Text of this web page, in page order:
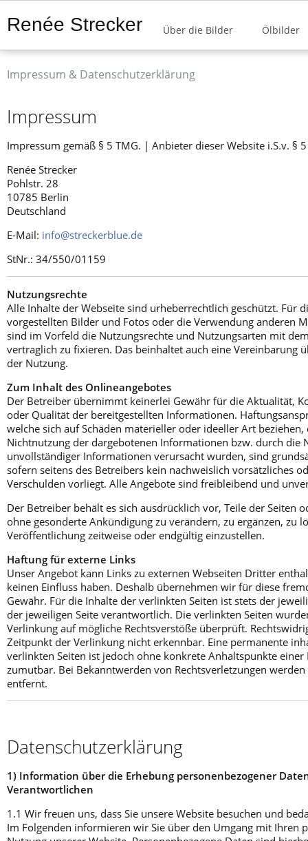
Renée Strecker Über die Bilder Ölbilder
Impressum & Datenschutzerklärung
Impressum
Impressum gemäß § 5 TMG. | Anbieter dieser Website i.S.v. §
Renée Strecker
Pohlstr. 28
10785 Berlin
Deutschland
E-Mail: info@streckerblue.de
StNr.: 34/550/01159
Nutzungsrechte
Alle Inhalte der Webseite sind urheberrechtlich geschützt. Für
vorgestellten Bilder und Fotos oder die Verwendung anderen
sind im Vorfeld die Nutzungsrechte und Nutzungsarten mit
vertraglich zu fixieren. Das beinhaltet auch eine Vereinbarung
der Nutzung.
Zum Inhalt des Onlineangebotes
Der Betreiber übernimmt keinerlei Gewähr für die Aktualität,
oder Qualität der bereitgestellten Informationen.
welche sich auf Schäden materieller oder ideeller Art
Nichtnutzung der dargebotenen Informationen bzw. durch die
unvollständiger Informationen verursacht wurden, sind
sofern seitens des Betreibers kein nachweislich vorsätzliches
Verschulden vorliegt. Alle Angebote sind freibleibend und
Der Betreiber behält es sich ausdrücklich vor, Teile der Seiten
ohne gesonderte Ankündigung zu verändern, zu ergänzen, zu
Veröffentlichung zeitweise oder endgültig einzustellen.
Haftung für externe Links
Unser Angebot kann Links zu externen Webseiten Dritter
keinen Einfluss haben. Deshalb übernehmen wir für diese
Gewähr. Für die Inhalte der verlinkten Seiten ist stets der
der jeweiligen Seite verantwortlich. Die verlinkten Seiten
Verlinkung auf mögliche Rechtsverstöße überprüft.
Zeitpunkt der Verlinkung nicht erkennbar. Eine permanente
verlinkten Seiten ist jedoch ohne konkrete Anhaltspunkte einer
zumutbar. Bei Bekanntwerden von Rechtsverletzungen
entfernt.
Datenschutzerklärung
1) Information über die Erhebung personenbezogener
Verantwortlichen
1.1 Wir freuen uns, dass Sie unsere Website besuchen und
Im Folgenden informieren wir Sie über den Umgang mit Ihren